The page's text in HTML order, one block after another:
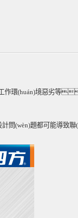
環(huán)境惡劣等
問(wèn)題都可能導致